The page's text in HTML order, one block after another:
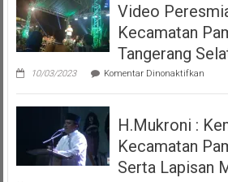
Acara
Misa
IKKSU
Video
Kecamatan
Tangerang
10/03/2023 Komentar Dinonaktifkanpada
Alun
H.Mukroni :
Kecamatan
Serta Lapisan